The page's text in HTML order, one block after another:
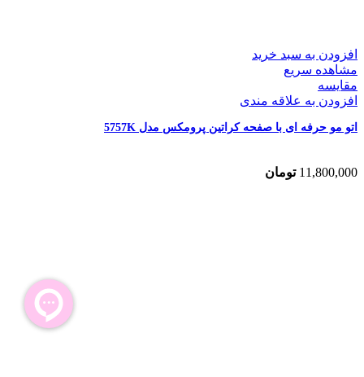
افزودن به سبد خرید
مشاهده سریع
مقایسه
افزودن به علاقه مندی
اتو مو حرفه ای با صفحه کراتین پرومکس مدل 5757K
11,800,000 تومان